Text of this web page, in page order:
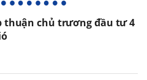
thuận chủ trương đầu tư 4